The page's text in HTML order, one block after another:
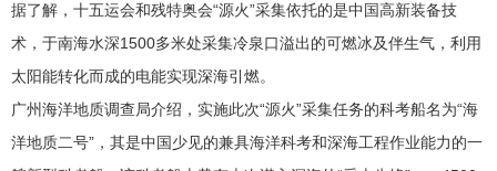
据了解，十五运会和残特奥会“源火”采集依托的是中国高新装备技
术，于南海水深1500多米处采集冷泉口溢出的可燃冰及伴生气，利用
太阳能转化而成的电能实现深海引燃。
广州海洋地质调查局介绍，实施此次“源火”采集任务的科考船名为“海
洋地质二号”，其是中国少见的兼具海洋科考和深海工程作业能力的一